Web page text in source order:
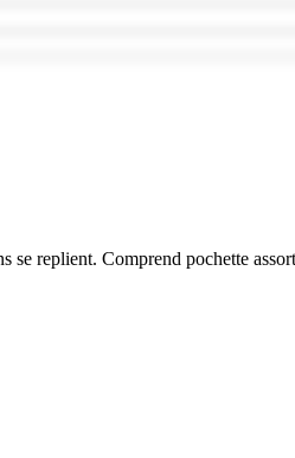
se replient. Comprend pochette